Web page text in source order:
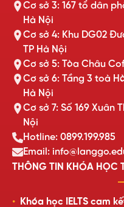
Cơ sở 3: 167 tổ dân
Hà Nội
Cơ sở 4: Khu DG02
TP Hà Nội
Cơ sở 5: Tòa Châu
Cơ sở 6: Tầng 3 toà
Hà Nội
Cơ sở 7: Số 169 Xuân
Nội
Hotline: 0899.199.985
Email:
THÔNG TIN KHÓA HỌC
Khóa học IELTS cam